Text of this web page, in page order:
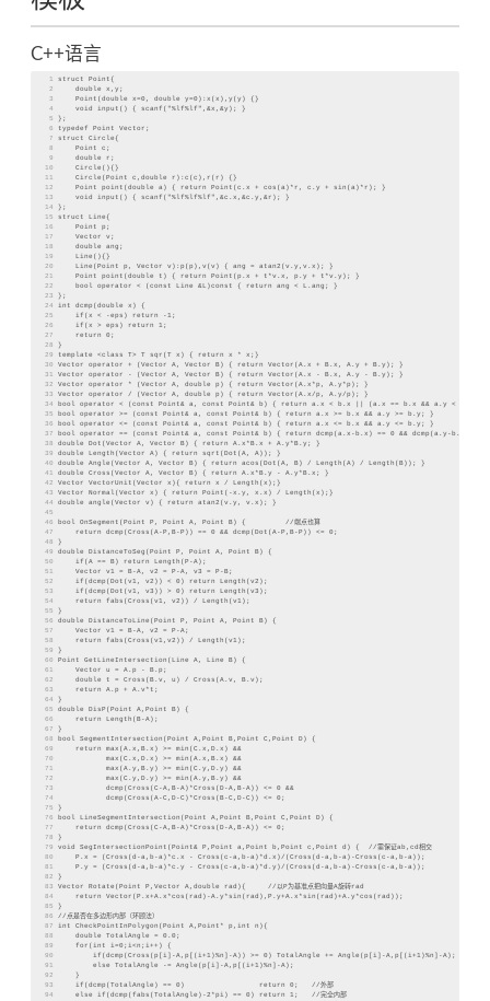
C++语言
1
2
3
4
5
6
7
9
10
11
12
13
14
15
16
17
18
19
20
21
22
23
24
25
26
27
28
29
30
31
32
33
34
35
36
37
38
39
40
41
42
43
44
45
46
47
48
49
50
51
52
53
54
55
56
57
58
59
60
61
62
63
64
65
66
67
68
69
70
71
72
73
74
75
76
77
78
79
80
81
82
83
84
85
86
87
89
90
91
92
93
94
struct Point{
    double x,y;
    Point(double x=0, double y=0):x(x),y(y) {}
    void input() { scanf("%lf%lf",&x,&y); }
};
typedef Point Vector;
struct Circle{
    Point c;
    double r;
    Circle(){}
    Circle(Point c,double r):c(c),r(r) {}
    Point point(double a) { return Point(c.x + cos(a)*r, c.y + sin(a)*r); }
    void input() { scanf("%lf%lf%lf",&c.x,&c.y,&r); }
};
struct Line{
    Point p;
    Vector v;
    double ang;
    Line(){}
    Line(Point p, Vector v):p(p),v(v) { ang = atan2(v.y,v.x); }
    Point point(double t) { return Point(p.x + t*v.x, p.y + t*v.y); }
    bool operator < (const Line &L)const { return ang < L.ang; }
};
int dcmp(double x) {
    if(x < -eps) return -1;
    if(x > eps) return 1;
    return 0;
}
template <class T> T sqr(T x) { return x * x;}
Vector operator + (Vector A, Vector B) { return Vector(A.x + B.x, A.y + B.y); }
Vector operator - (Vector A, Vector B) { return Vector(A.x - B.x, A.y - B.y); }
Vector operator * (Vector A, double p) { return Vector(A.x*p, A.y*p); }
Vector operator / (Vector A, double p) { return Vector(A.x/p, A.y/p); }
bool operator < (const Point& a, const Point& b) { return a.x < b.x || (a.x == b.x && a.y < b.y);
bool operator >= (const Point& a, const Point& b) { return a.x >= b.x && a.y >= b.y; }
bool operator <= (const Point& a, const Point& b) { return a.x <= b.x && a.y <= b.y; }
bool operator == (const Point& a, const Point& b) { return dcmp(a.x-b.x) == 0 && dcmp(a.y-b.y) ==
double Dot(Vector A, Vector B) { return A.x*B.x + A.y*B.y; }
double Length(Vector A) { return sqrt(Dot(A, A)); }
double Angle(Vector A, Vector B) { return acos(Dot(A, B) / Length(A) / Length(B)); }
double Cross(Vector A, Vector B) { return A.x*B.y - A.y*B.x; }
Vector VectorUnit(Vector x){ return x / Length(x);}
Vector Normal(Vector x) { return Point(-x.y, x.x) / Length(x);}
double angle(Vector v) { return atan2(v.y, v.x); }
bool OnSegment(Point P, Point A, Point B) {         //端点也算
    return dcmp(Cross(A-P,B-P)) == 0 && dcmp(Dot(A-P,B-P)) <= 0;
}
double DistanceToSeg(Point P, Point A, Point B) {
    if(A == B) return Length(P-A);
    Vector v1 = B-A, v2 = P-A, v3 = P-B;
    if(dcmp(Dot(v1, v2)) < 0) return Length(v2);
    if(dcmp(Dot(v1, v3)) > 0) return Length(v3);
    return fabs(Cross(v1, v2)) / Length(v1);
}
double DistanceToLine(Point P, Point A, Point B) {
    Vector v1 = B-A, v2 = P-A;
    return fabs(Cross(v1,v2)) / Length(v1);
}
Point GetLineIntersection(Line A, Line B) {
    Vector u = A.p - B.p;
    double t = Cross(B.v, u) / Cross(A.v, B.v);
    return A.p + A.v*t;
}
double DisP(Point A,Point B) {
    return Length(B-A);
}
bool SegmentIntersection(Point A,Point B,Point C,Point D) {
    return max(A.x,B.x) >= min(C.x,D.x) &&
           max(C.x,D.x) >= min(A.x,B.x) &&
           max(A.y,B.y) >= min(C.y,D.y) &&
           max(C.y,D.y) >= min(A.y,B.y) &&
           dcmp(Cross(C-A,B-A)*Cross(D-A,B-A)) <= 0 &&
           dcmp(Cross(A-C,D-C)*Cross(B-C,D-C)) <= 0;
}
bool LineSegmentIntersection(Point A,Point B,Point C,Point D) {
    return dcmp(Cross(C-A,B-A)*Cross(D-A,B-A)) <= 0;
}
void SegIntersectionPoint(Point& P,Point a,Point b,Point c,Point d) {  //需保证ab,cd相交
    P.x = (Cross(d-a,b-a)*c.x - Cross(c-a,b-a)*d.x)/(Cross(d-a,b-a)-Cross(c-a,b-a));
    P.y = (Cross(d-a,b-a)*c.y - Cross(c-a,b-a)*d.y)/(Cross(d-a,b-a)-Cross(c-a,b-a));
}
Vector Rotate(Point P,Vector A,double rad){     //以P为基准点把向量A旋转rad
    return Vector(P.x+A.x*cos(rad)-A.y*sin(rad),P.y+A.x*sin(rad)+A.y*cos(rad));
}
//点是否在多边形内部（环顾法）
int CheckPointInPolygon(Point A,Point* p,int n){
    double TotalAngle = 0.0;
    for(int i=0;i<n;i++) {
        if(dcmp(Cross(p[i]-A,p[(i+1)%n]-A)) >= 0) TotalAngle += Angle(p[i]-A,p[(i+1)%n]-A);
        else TotalAngle -= Angle(p[i]-A,p[(i+1)%n]-A);
    }
    if(dcmp(TotalAngle) == 0)                 return 0;   //外部
    else if(dcmp(fabs(TotalAngle)-2*pi) == 0) return 1;   //完全内部